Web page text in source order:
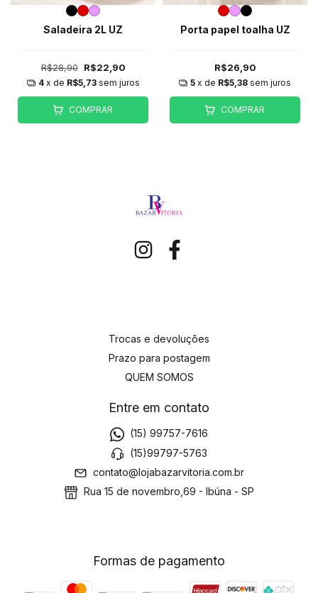
Saladeira 2L UZ
R$28,90 R$22,90
4 x de R$5,73 sem juros
COMPRAR
Porta papel toalha UZ
R$26,90
5 x de R$5,38 sem juros
COMPRAR
Trocas e devoluções
Prazo para postagem
QUEM SOMOS
Entre em contato
(15) 99757-7616
(15)99797-5763
contato@lojabazarvitoria.com.br
Rua 15 de novembro,69 - Ibúna - SP
Formas de pagamento